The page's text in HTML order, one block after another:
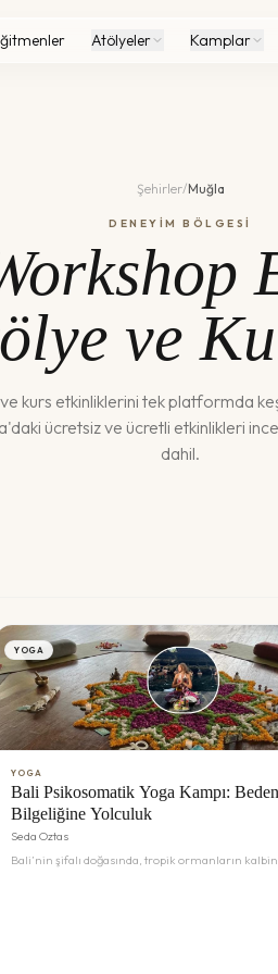
Atölyeler Kamplar
Şehirler/Muğla
DENEYİM BÖLGESİ
ve
kurs etkinliklerini tek platformda
'daki ücretsiz ve ücretli etkinlikleri
dahil.
YOGA
YOGA
Bali Psikosomatik Yoga Kampı:
Bilgeliğine Yolculuk
Seda Oztas
Bali’nin şifalı doğasında, tropik ormanların